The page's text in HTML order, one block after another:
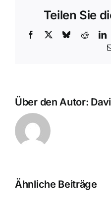
Teilen Sie
Facebook BlueskyReddit
Über den Autor:
Ähnliche Beiträge